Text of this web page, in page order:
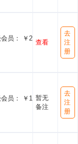
员： ￥2
查看
去
注
册
员： ￥1 暂无
备注
去
注
册